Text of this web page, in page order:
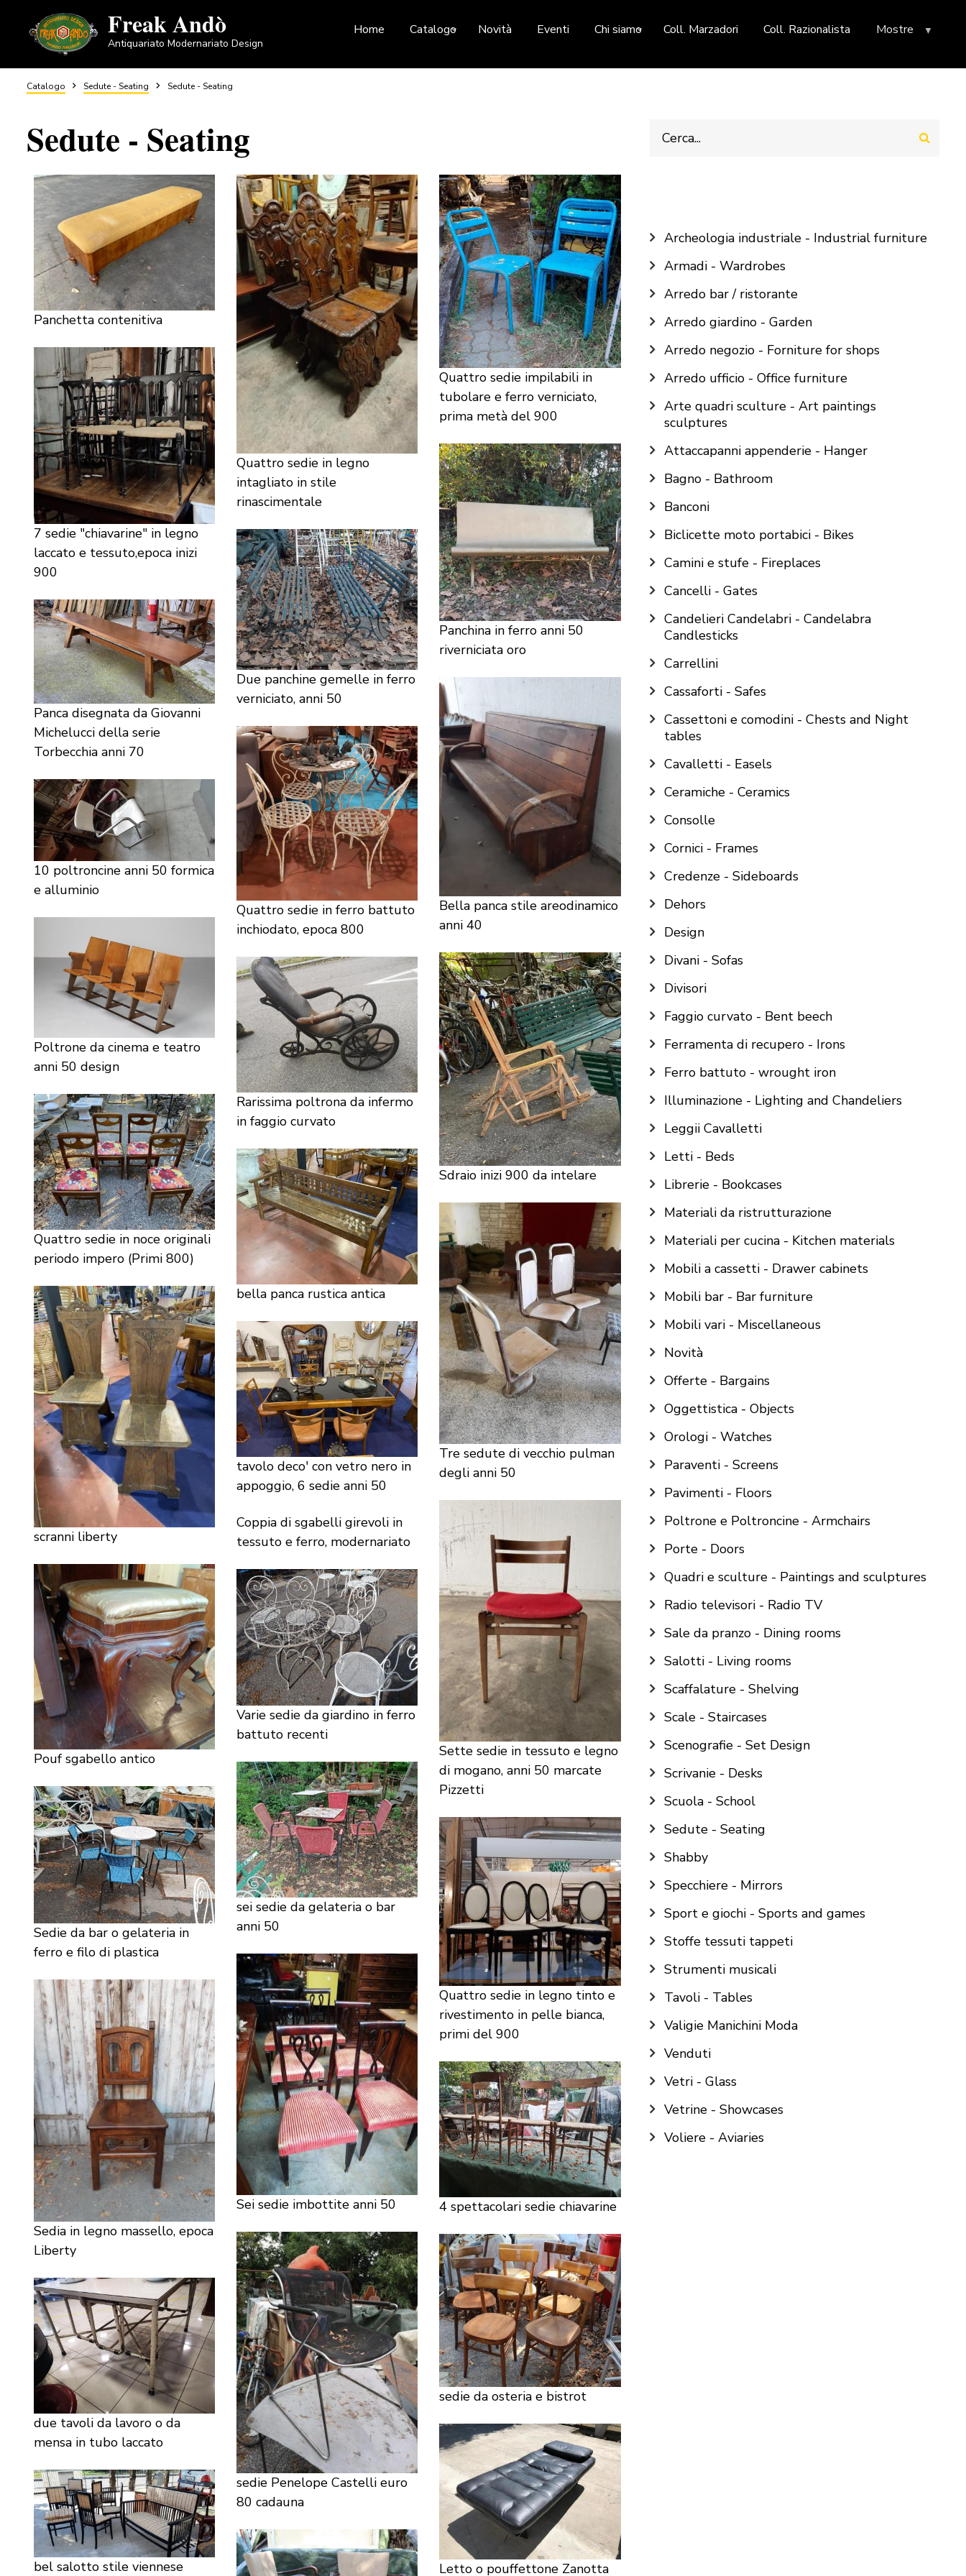
contenuto
principale
Freak Andò
Antiquariato Modernariato Design
Home Catalogo Novità Eventi Chi siamo Coll. Marzadori Coll. Razionalista Mostre
Briciole
di
pane
Catalogo Sedute - Seating Sedute - Seating
Sedute - Seating
Panchetta contenitiva
Quattro sedie in legno
intagliato in stile
rinascimentale
Quattro sedie impilabili in
tubolare e ferro verniciato,
prima metà del 900
7 sedie "chiavarine" in legno
laccato e tessuto,epoca inizi
900
Panchina in ferro anni 50
riverniciata oro
Due panchine gemelle in ferro
verniciato, anni 50
Panca disegnata da Giovanni
Michelucci della serie
Torbecchia anni 70
Bella panca stile areodinamico
anni 40
Quattro sedie in ferro battuto
inchiodato, epoca 800
10 poltroncine anni 50 formica
e alluminio
Poltrone da cinema e teatro
anni 50 design
Sdraio inizi 900 da intelare
Rarissima poltrona da infermo
in faggio curvato
Quattro sedie in noce originali
periodo impero (Primi 800)
bella panca rustica antica
Tre sedute di vecchio pulman
degli anni 50
scranni liberty
tavolo deco' con vetro nero in
appoggio, 6 sedie anni 50
Sette sedie in tessuto e legno
di mogano, anni 50 marcate
Pizzetti
Coppia di sgabelli girevoli in
tessuto e ferro, modernariato
Pouf sgabello antico
Varie sedie da giardino in ferro
battuto recenti
sei sedie da gelateria o bar
anni 50
Sedie da bar o gelateria in
ferro e filo di plastica
Quattro sedie in legno tinto e
rivestimento in pelle bianca,
primi del 900
Sei sedie imbottite anni 50
Sedia in legno massello, epoca
Liberty
4 spettacolari sedie chiavarine
sedie Penelope Castelli euro
80 cadauna
sedie da osteria e bistrot
due tavoli da lavoro o da
mensa in tubo laccato
Letto o pouffettone Zanotta
bel salotto stile viennese
Main
navigation
Archeologia industriale - Industrial furniture
Armadi - Wardrobes
Arredo bar / ristorante
Arredo giardino - Garden
Arredo negozio - Forniture for shops
Arredo ufficio - Office furniture
Arte quadri sculture - Art paintings
sculptures
Attaccapanni appenderie - Hanger
Bagno - Bathroom
Banconi
Biclicette moto portabici - Bikes
Camini e stufe - Fireplaces
Cancelli - Gates
Candelieri Candelabri - Candelabra
Candlesticks
Carrellini
Cassaforti - Safes
Cassettoni e comodini - Chests and Night
tables
Cavalletti - Easels
Ceramiche - Ceramics
Consolle
Cornici - Frames
Credenze - Sideboards
Dehors
Design
Divani - Sofas
Divisori
Faggio curvato - Bent beech
Ferramenta di recupero - Irons
Ferro battuto - wrought iron
Illuminazione - Lighting and Chandeliers
Leggii Cavalletti
Letti - Beds
Librerie - Bookcases
Materiali da ristrutturazione
Materiali per cucina - Kitchen materials
Mobili a cassetti - Drawer cabinets
Mobili bar - Bar furniture
Mobili vari - Miscellaneous
Novità
Offerte - Bargains
Oggettistica - Objects
Orologi - Watches
Paraventi - Screens
Pavimenti - Floors
Poltrone e Poltroncine - Armchairs
Porte - Doors
Quadri e sculture - Paintings and sculptures
Radio televisori - Radio TV
Sale da pranzo - Dining rooms
Salotti - Living rooms
Scaffalature - Shelving
Scale - Staircases
Scenografie - Set Design
Scrivanie - Desks
Scuola - School
Sedute - Seating
Shabby
Specchiere - Mirrors
Sport e giochi - Sports and games
Stoffe tessuti tappeti
Strumenti musicali
Tavoli - Tables
Valigie Manichini Moda
Venduti
Vetri - Glass
Vetrine - Showcases
Voliere - Aviaries